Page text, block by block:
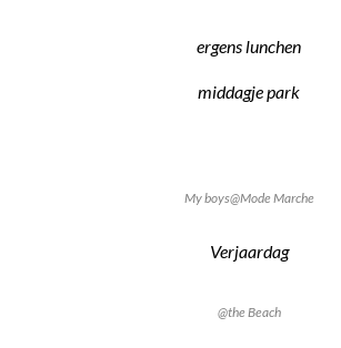
ergens lunchen
middagje park
My boys@Mode Marche
Verjaardag
@the Beach